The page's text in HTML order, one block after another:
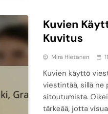
Kuvien
Kuvitus
Mira Hietanen
Kuvien käyttö
viestintää, sillä ne
sitoutumista.
tärkeää, jotta